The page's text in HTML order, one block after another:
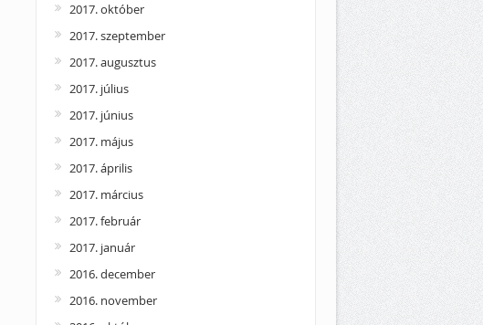
2017. október
2017. szeptember
2017. augusztus
2017. július
2017. június
2017. május
2017. április
2017. március
2017. február
2017. január
2016. december
2016. november